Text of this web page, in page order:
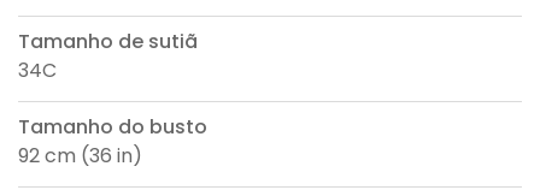
Tamanho de sutiã
34C
Tamanho do busto
92 cm (36 in)